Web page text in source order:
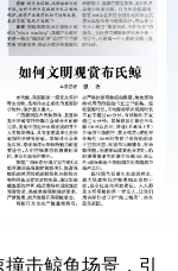
击鲸鱼场景，引